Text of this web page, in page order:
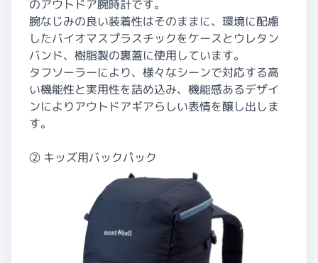
のアウトドア腕時計です。
腕なじみの良い装着性はそのままに、環境に配慮
したバイオマスプラスチックをケースとウレタン
バンド、樹脂製の裏蓋に使用しています。
タフソーラーにより、様々なシーンで対応する高
い機能性と実用性を詰め込み、機能感あるデザイ
ンによりアウトドアギアらしい表情を醸し出しま
す。
② キッズ用バックパック